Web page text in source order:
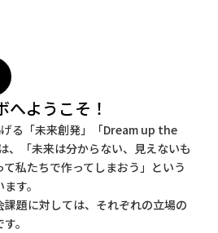
へようこそ！
る「未来創発」「Dream up the
「未来は分からない、見えないも
私たちで作ってしまおう」という
す。
題に対しては、それぞれの立場の
。